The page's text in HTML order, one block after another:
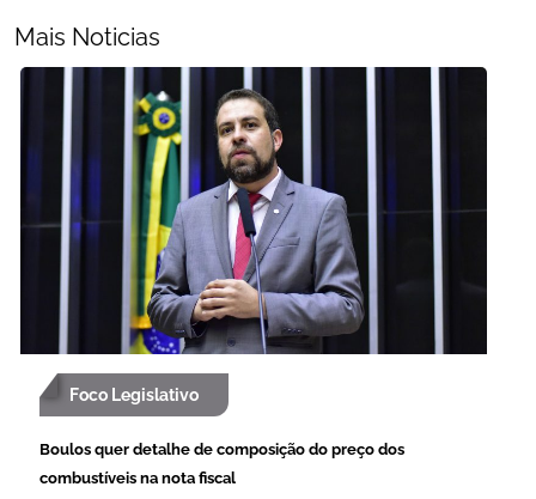
Mais Noticias
Foco Legislativo
Boulos quer detalhe de composição do preço dos
combustíveis na nota fiscal